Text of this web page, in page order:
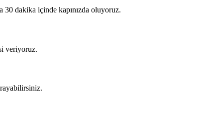
30 dakika içinde kapınızda oluyoruz.
veriyoruz.